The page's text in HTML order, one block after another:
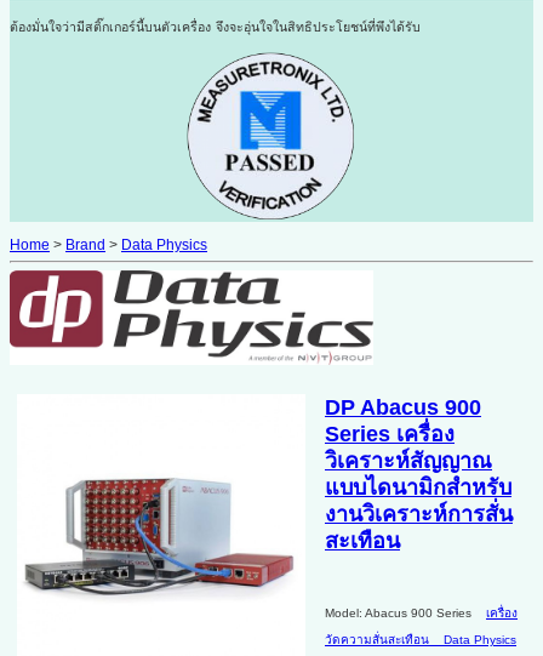
ต้องมั่นใจว่ามีสติ๊กเกอร์นี้บนตัวเครื่อง จึงจะอุ่นใจในสิทธิประโยชน์ที่พึงได้รับ
Home > Brand > Data Physics
DP Abacus 900
Series เครื่อง
วิเคราะห์สัญญาณ
แบบไดนามิกสำหรับ
งานวิเคราะห์การสั่น
สะเทือน
Model: Abacus 900 Series
เครื่อง
วัดความสั่นสะเทือน Data Physics